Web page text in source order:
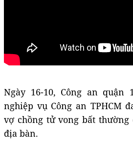
Ngày 16-10, Công an quận
nghiệp vụ Công an TPHCM
vợ chồng tử vong bất thường
địa bàn.